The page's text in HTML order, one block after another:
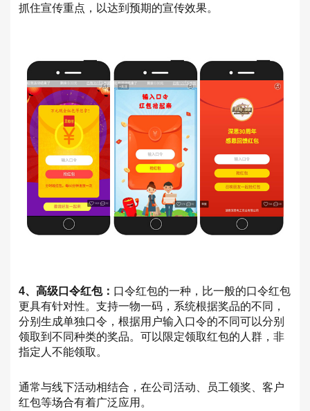
抓住宣传重点，以达到预期的宣传效果。
4、高级口令红包： 口令红包的一种，比一般的口令红包
更具有针对性。支持一物一码，系统根据奖品的不同，
分别生成单独口令，根据用户输入口令的不同可以分别
领取到不同种类的奖品。可以限定领取红包的人群，非
指定人不能领取。
通常与线下活动相结合，在公司活动、员工领奖、客户
红包等场合有着广泛应用。